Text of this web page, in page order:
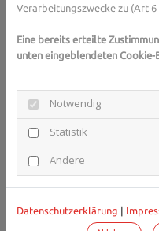
Menschen mit Down-
leiden deshalb oft unter
Lungenentzündung.
epileptischen Anfällen oder
Auch das Leukämie-Risiko ist
höher
Doch anders als in früheren
Verarbeitungszwecke zu (Art 6
Eine bereits erteilte
unten eingeblendeten
Notwendig
Statistik
Andere
Datenschutzerklärung |